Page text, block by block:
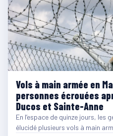
Vols à main armée en
personnes écrouées
Ducos et Sainte-Anne
En l’espace de quinze jours, les
élucidé plusieurs vols à main